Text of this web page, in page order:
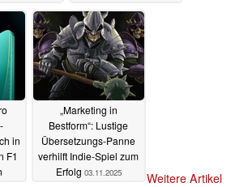
in
F1
„Marketing in
Bestform“: Lustige
Übersetzungs-Panne
verhilft Indie-Spiel zum
Erfolg 03.11.2025
Weitere Artikel